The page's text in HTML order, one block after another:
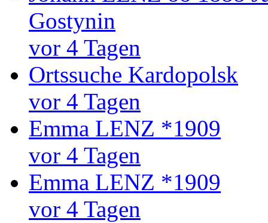
Gostynin
vor 4 Tagen
Ortssuche Kardopolsk
vor 4 Tagen
Emma LENZ *1909
vor 4 Tagen
Emma LENZ *1909
vor 4 Tagen